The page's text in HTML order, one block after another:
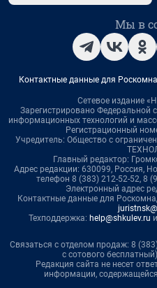
Мы в
Контактные данные для
Сетевое издание
Зарегистрировано Федеральной
информационных технологий и
Регистрационный
Учредитель: Общество с
Главный редактор:
Адрес редакции: 630099, Россия,
телефон 8 (383) 212-52-52, 8
Электронный адрес
Контактные данные для
Техподдержка: help@shkulev.ru
Связаться с отделом продаж: 8
с сотового
Редакция сайта не несет
информации,